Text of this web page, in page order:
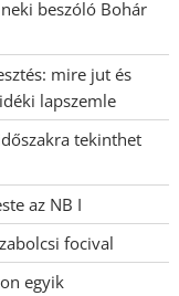
beszóló Bohár
mire jut és
lapszemle
tekinthet
az NB I
focival
egyik